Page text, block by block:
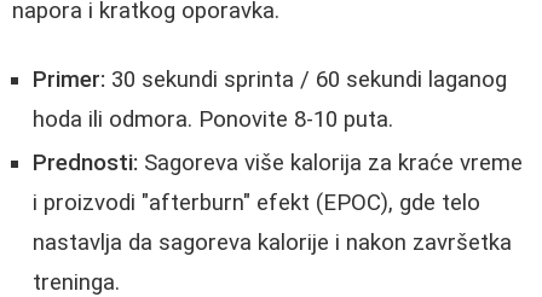
napora i kratkog oporavka.
Primer: 30 sekundi sprinta / 60 sekundi laganog
hoda ili odmora. Ponovite 8-10 puta.
Prednosti: Sagoreva više kalorija za kraće vreme
i proizvodi "afterburn" efekt (EPOC), gde telo
nastavlja da sagoreva kalorije i nakon završetka
treninga.